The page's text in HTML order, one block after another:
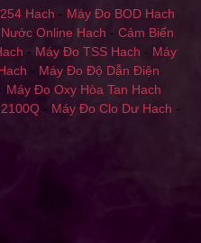
Hach - Máy Đo BOD Hach
Online Hach - Cảm Biến
- Máy Đo TSS Hach - Máy
- Máy Đo Độ Dẫn Điện
- Máy Đo Oxy Hòa Tan Hach
- Máy Đo Clo Dư Hach -